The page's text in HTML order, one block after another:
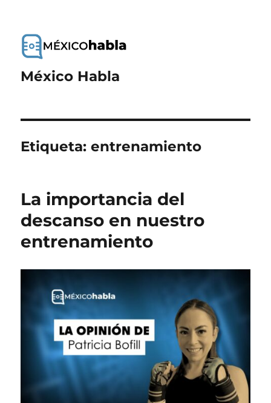
México Habla
Etiqueta:entrenamiento
La importancia del
descanso en nuestro
entrenamiento